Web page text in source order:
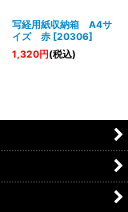
写経用紙収納箱 A4サ
イズ 赤 [20306]
1,320円(税込)